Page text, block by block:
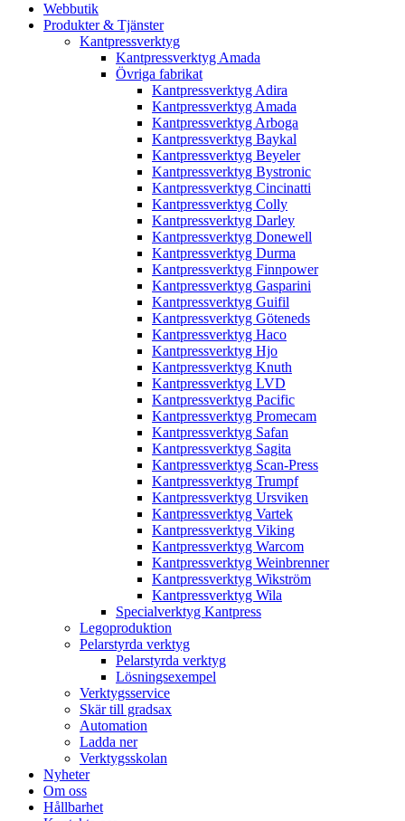
Webbutik
Produkter & Tjänster
Kantpressverktyg
Kantpressverktyg Amada
Övriga fabrikat
Kantpressverktyg Adira
Kantpressverktyg Amada
Kantpressverktyg Arboga
Kantpressverktyg Baykal
Kantpressverktyg Beyeler
Kantpressverktyg Bystronic
Kantpressverktyg Cincinatti
Kantpressverktyg Colly
Kantpressverktyg Darley
Kantpressverktyg Donewell
Kantpressverktyg Durma
Kantpressverktyg Finnpower
Kantpressverktyg Gasparini
Kantpressverktyg Guifil
Kantpressverktyg Göteneds
Kantpressverktyg Haco
Kantpressverktyg Hjo
Kantpressverktyg Knuth
Kantpressverktyg LVD
Kantpressverktyg Pacific
Kantpressverktyg Promecam
Kantpressverktyg Safan
Kantpressverktyg Sagita
Kantpressverktyg Scan-Press
Kantpressverktyg Trumpf
Kantpressverktyg Ursviken
Kantpressverktyg Vartek
Kantpressverktyg Viking
Kantpressverktyg Warcom
Kantpressverktyg Weinbrenner
Kantpressverktyg Wikström
Kantpressverktyg Wila
Specialverktyg Kantpress
Legoproduktion
Pelarstyrda verktyg
Pelarstyrda verktyg
Lösningsexempel
Verktygsservice
Skär till gradsax
Automation
Ladda ner
Verktygsskolan
Nyheter
Om oss
Hållbarhet